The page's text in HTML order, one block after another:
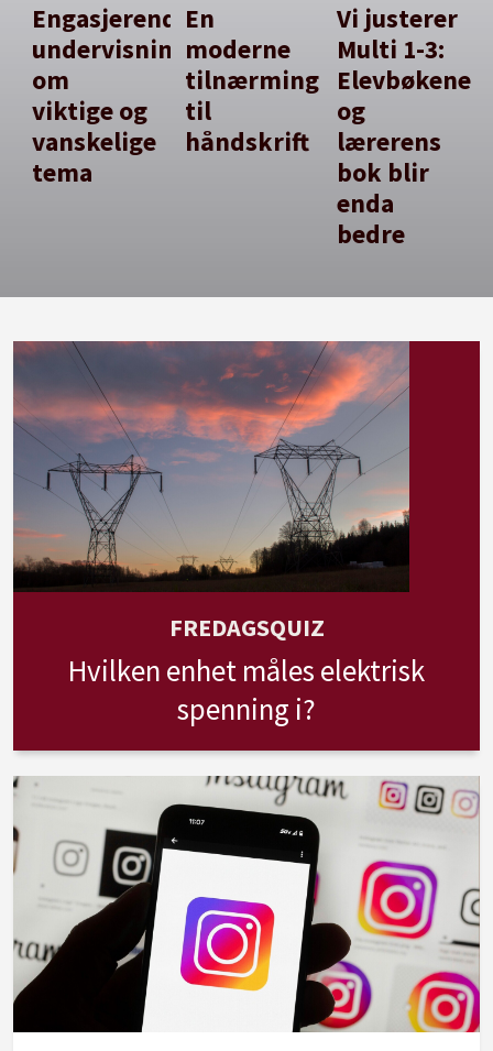
Engasjerende
undervisning
om
viktige og
vanskelige
tema
En
moderne
tilnærming
til
håndskrift
Vi justerer
Multi 1-3:
Elevbøkene
og
lærerens
bok blir
enda
bedre
FREDAGSQUIZ
Hvilken enhet måles elektrisk
spenning i?